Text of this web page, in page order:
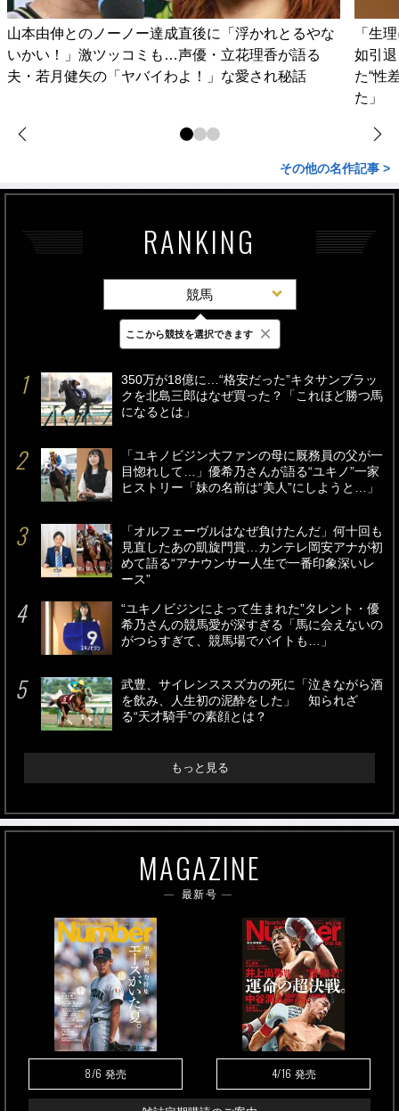
山本由伸とのノーノー達成直後に「浮かれとるやな
いかい！」激ツッコミも…声優・立花理香が語る
夫・若月健矢の「ヤバイわよ！」な愛され秘話
「生
如引
た“性
た」
その他の名作記事 >
RANKING
競馬
最新 24時間 週間
350万が18億に…“格安だった”キタサンブラッ
クを北島三郎はなぜ買った？「これほど勝つ馬
になるとは」
「ユキノビジン大ファンの母に厩務員の父が一
目惚れして…」優希乃さんが語る“ユキノ”一家
ヒストリー「妹の名前は“美人”にしようと…」
「オルフェーヴルはなぜ負けたんだ」何十回も
見直したあの凱旋門賞…カンテレ岡安アナが初
めて語る“アナウンサー人生で一番印象深いレ
ース”
“ユキノビジンによって生まれた”タレント・優
希乃さんの競馬愛が深すぎる「馬に会えないの
がつらすぎて、競馬場でバイトも…」
武豊、サイレンススズカの死に「泣きながら酒
を飲み、人生初の泥酔をした」 知られざ
る“天才騎手”の素顔とは？
もっと見る
MAGAZINE
最新号
8/6 発売 4/16 発売
ここから競技を選択できます ×